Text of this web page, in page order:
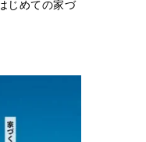
じめての家づ